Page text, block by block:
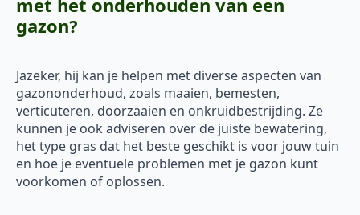
met het onderhouden van een
gazon?
Jazeker, hij kan je helpen met diverse aspecten van
gazononderhoud, zoals maaien, bemesten,
verticuteren, doorzaaien en onkruidbestrijding. Ze
kunnen je ook adviseren over de juiste bewatering,
het type gras dat het beste geschikt is voor jouw tuin
en hoe je eventuele problemen met je gazon kunt
voorkomen of oplossen.